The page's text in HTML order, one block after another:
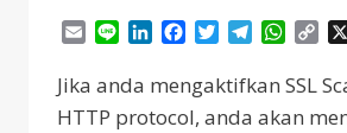
EmailLine LinkedInFacebook
TwitterTelegram
Jika anda mengaktifkan SSL
HTTP protocol, anda akan